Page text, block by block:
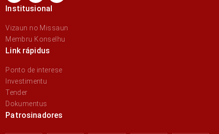
Institusional
Vizaun no Missaun
Membru Konselhu
Link rápidus
Ponto de interese
Investimentu
Tender
Dokumentus
Patrosinadores